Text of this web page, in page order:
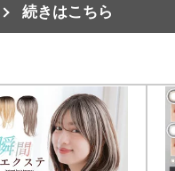
続きはこちら